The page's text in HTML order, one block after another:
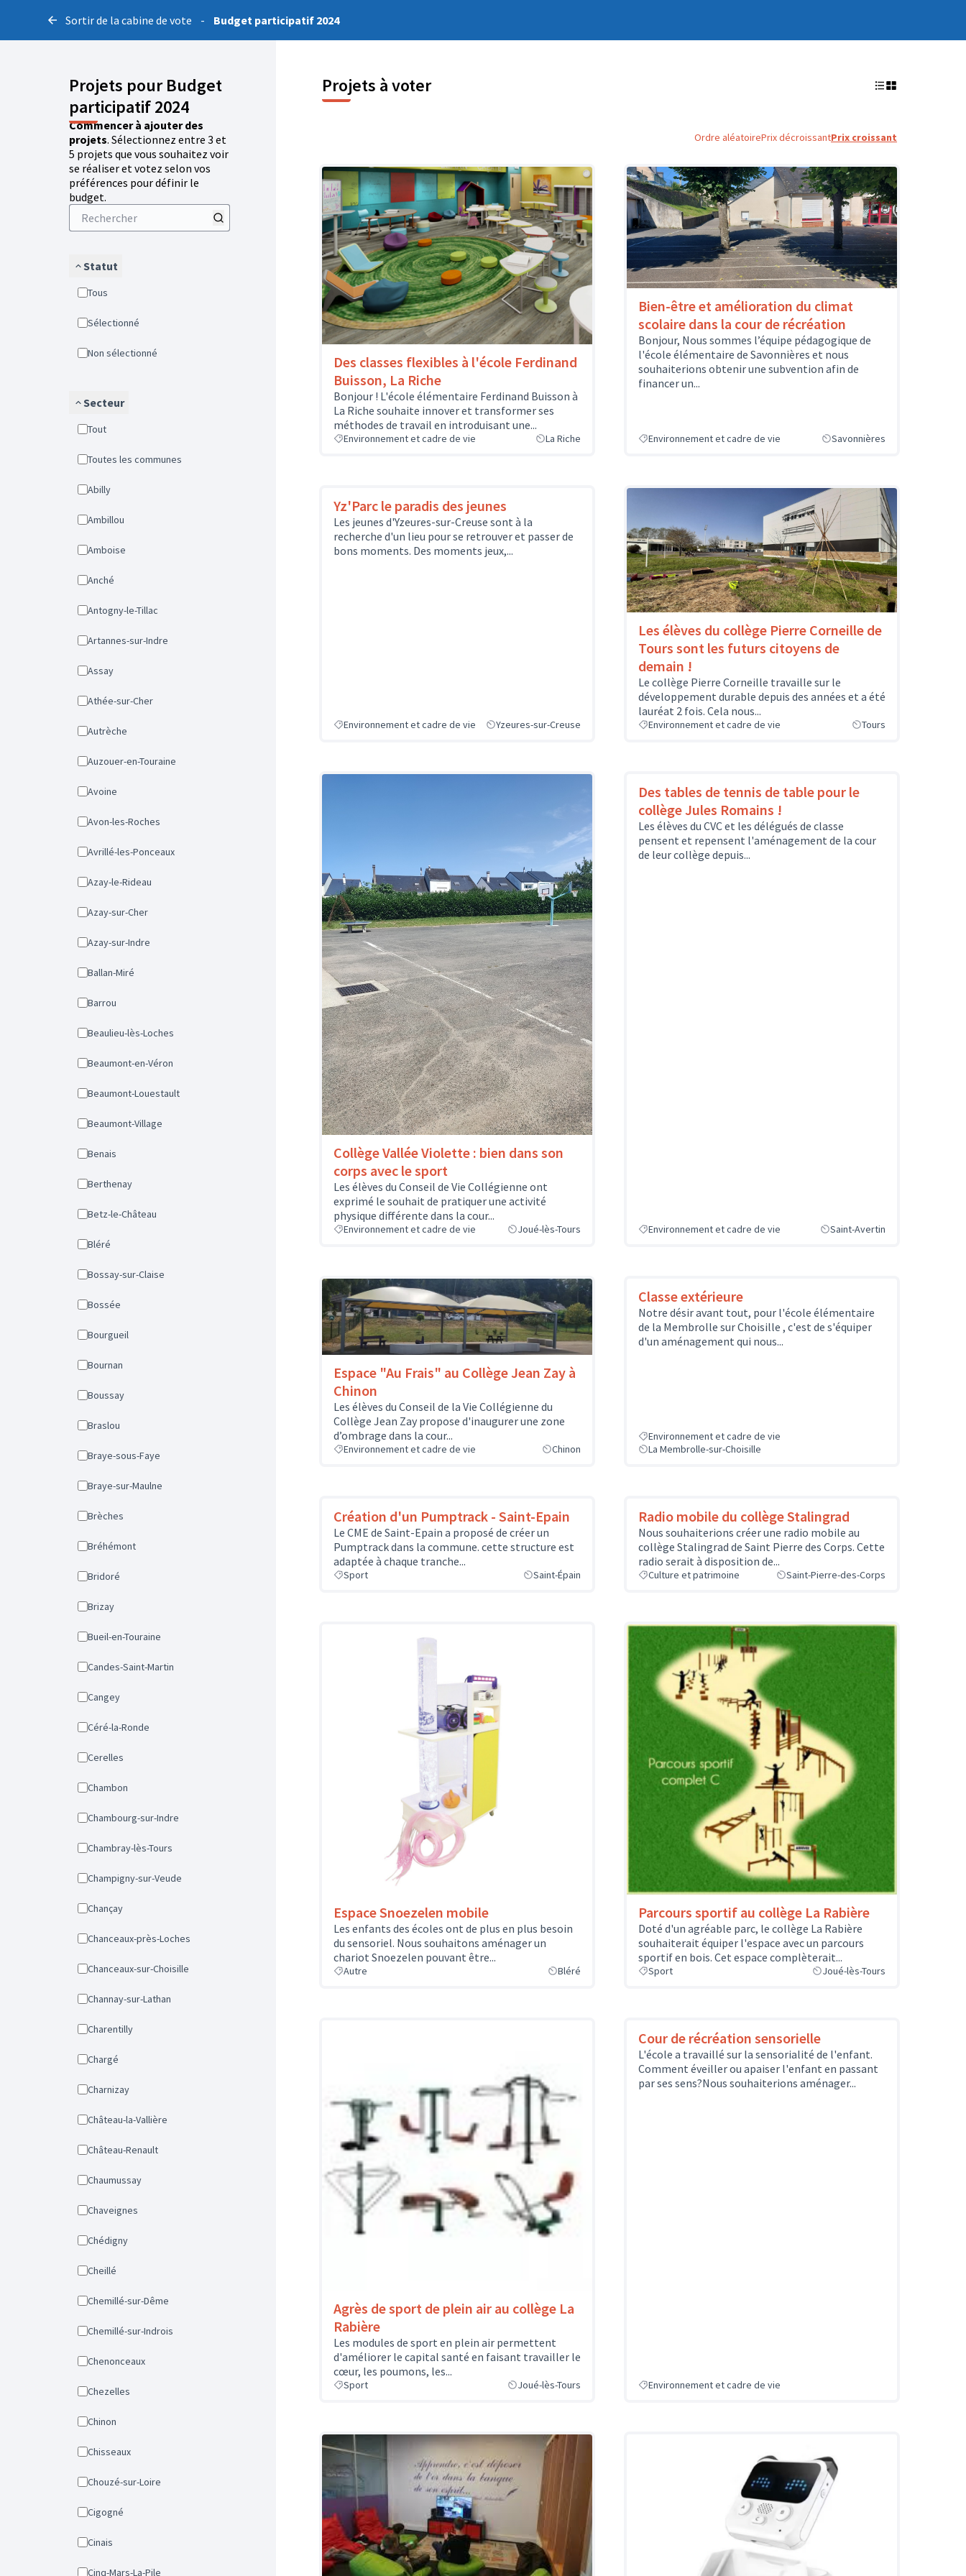
Sortir de la cabine de vote - Budget participatif 2024
Projets pour Budget
participatif 2024
Commencer à ajouter des
projets. Sélectionnez entre 3 et
5 projets que vous souhaitez voir
se réaliser et votez selon vos
préférences pour définir le
budget.
Statut
Tous
Sélectionné
Non sélectionné
Secteur
Tout
Toutes les communes
Abilly
Ambillou
Amboise
Anché
Antogny-le-Tillac
Artannes-sur-Indre
Assay
Athée-sur-Cher
Autrèche
Auzouer-en-Touraine
Avoine
Avon-les-Roches
Avrillé-les-Ponceaux
Azay-le-Rideau
Azay-sur-Cher
Azay-sur-Indre
Ballan-Miré
Barrou
Beaulieu-lès-Loches
Beaumont-en-Véron
Beaumont-Louestault
Beaumont-Village
Benais
Berthenay
Betz-le-Château
Bléré
Bossay-sur-Claise
Bossée
Bourgueil
Bournan
Boussay
Braslou
Braye-sous-Faye
Braye-sur-Maulne
Brèches
Bréhémont
Bridoré
Brizay
Bueil-en-Touraine
Candes-Saint-Martin
Cangey
Céré-la-Ronde
Cerelles
Chambon
Chambourg-sur-Indre
Chambray-lès-Tours
Champigny-sur-Veude
Chançay
Chanceaux-près-Loches
Chanceaux-sur-Choisille
Channay-sur-Lathan
Charentilly
Chargé
Charnizay
Château-la-Vallière
Château-Renault
Chaumussay
Chaveignes
Chédigny
Cheillé
Chemillé-sur-Dême
Chemillé-sur-Indrois
Chenonceaux
Chezelles
Chinon
Chisseaux
Chouzé-sur-Loire
Cigogné
Cinais
Cinq-Mars-La-Pile
Projets à voter
Ordre aléatoirePrix décroissantPrix croissant
Des classes flexibles à l'école Ferdinand
Buisson, La Riche
Bonjour ! L'école élémentaire Ferdinand Buisson à
La Riche souhaite innover et transformer ses
méthodes de travail en introduisant une...
Environnement et cadre de vie La Riche
Bien-être et amélioration du climat
scolaire dans la cour de récréation
Bonjour, Nous sommes l’équipe pédagogique de
l'école élémentaire de Savonnières et nous
souhaiterions obtenir une subvention afin de
financer un...
Environnement et cadre de vie Savonnières
Yz'Parc le paradis des jeunes
Les jeunes d'Yzeures-sur-Creuse sont à la
recherche d'un lieu pour se retrouver et passer de
bons moments. Des moments jeux,...
Environnement et cadre de vie Yzeures-sur-Creuse
Les élèves du collège Pierre Corneille de
Tours sont les futurs citoyens de
demain !
Le collège Pierre Corneille travaille sur le
développement durable depuis des années et a été
lauréat 2 fois. Cela nous...
Environnement et cadre de vie Tours
Collège Vallée Violette : bien dans son
corps avec le sport
Les élèves du Conseil de Vie Collégienne ont
exprimé le souhait de pratiquer une activité
physique différente dans la cour...
Environnement et cadre de vie Joué-lès-Tours
Des tables de tennis de table pour le
collège Jules Romains !
Les élèves du CVC et les délégués de classe
pensent et repensent l'aménagement de la cour
de leur collège depuis...
Environnement et cadre de vie Saint-Avertin
Espace "Au Frais" au Collège Jean Zay à
Chinon
Les élèves du Conseil de la Vie Collégienne du
Collège Jean Zay propose d'inaugurer une zone
d’ombrage dans la cour...
Environnement et cadre de vie Chinon
Classe extérieure
Notre désir avant tout, pour l'école élémentaire
de la Membrolle sur Choisille , c'est de s'équiper
d'un aménagement qui nous...
Environnement et cadre de vie
La Membrolle-sur-Choisille
Création d'un Pumptrack - Saint-Epain
Le CME de Saint-Epain a proposé de créer un
Pumptrack dans la commune. cette structure est
adaptée à chaque tranche...
Sport Saint-Épain
Radio mobile du collège Stalingrad
Nous souhaiterions créer une radio mobile au
collège Stalingrad de Saint Pierre des Corps. Cette
radio serait à disposition de...
Culture et patrimoine Saint-Pierre-des-Corps
Espace Snoezelen mobile
Les enfants des écoles ont de plus en plus besoin
du sensoriel. Nous souhaitons aménager un
chariot Snoezelen pouvant être...
Autre Bléré
Parcours sportif au collège La Rabière
Doté d'un agréable parc, le collège La Rabière
souhaiterait équiper l'espace avec un parcours
sportif en bois. Cet espace complèterait...
Sport Joué-lès-Tours
Agrès de sport de plein air au collège La
Rabière
Les modules de sport en plein air permettent
d'améliorer le capital santé en faisant travailler le
cœur, les poumons, les...
Sport Joué-lès-Tours
Cour de récréation sensorielle
L'école a travaillé sur la sensorialité de l'enfant.
Comment éveiller ou apaiser l'enfant en passant
par ses sens?Nous souhaiterions aménager...
Environnement et cadre de vie